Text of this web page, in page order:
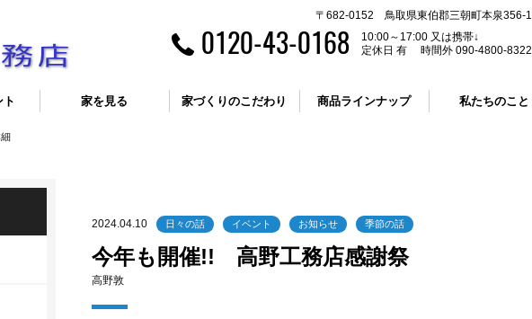
〒682-0152 鳥取県東伯郡三朝町本泉356-1
0120-43-0168
10:00～17:00 又は携帯↓
定休日 有 時間外 090-4800-8322
ト 家を見る 家づくりのこだわり 商品ラインナップ 私たちのこと
2024.04.10 日々の話 イベント お知らせ 季節の話
今年も開催!! 高野工務店感謝祭
高野敦